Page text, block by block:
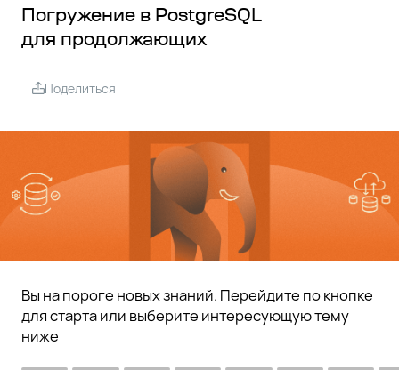
Погружение в PostgreSQL
для продолжающих
Поделиться
Вы на пороге новых знаний. Перейдите по кнопке
для старта или выберите интересующую тему
ниже